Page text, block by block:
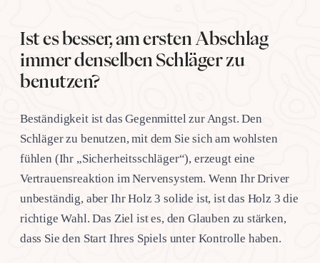
Ist es besser, am ersten Abschlag
immer denselben Schläger zu
benutzen?
Beständigkeit ist das Gegenmittel zur Angst. Den
Schläger zu benutzen, mit dem Sie sich am wohlsten
fühlen (Ihr „Sicherheitsschläger“), erzeugt eine
Vertrauensreaktion im Nervensystem. Wenn Ihr Driver
unbeständig, aber Ihr Holz 3 solide ist, ist das Holz 3 die
richtige Wahl. Das Ziel ist es, den Glauben zu stärken,
dass Sie den Start Ihres Spiels unter Kontrolle haben.